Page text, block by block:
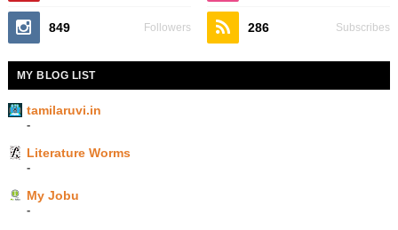
849 Followers 286 Subscribes
MY BLOG LIST
tamilaruvi.in
-
Literature Worms
-
My Jobu
-